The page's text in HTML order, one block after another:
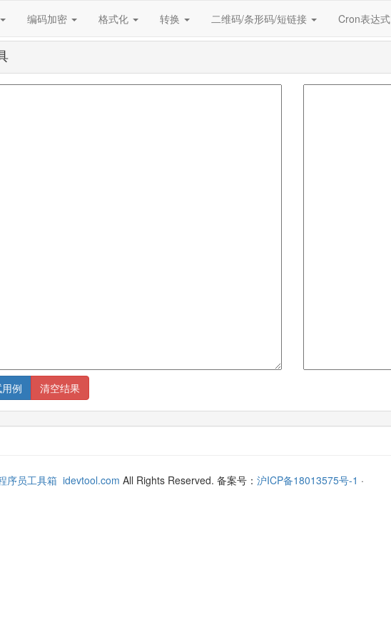
编码加密 格式化 转换 二维码/条形码/短链接 Cron表达式
例 清空结果
序员工具箱 idevtool.com All Rights Reserved. 备案号： 沪ICP备18013575号-1 ·